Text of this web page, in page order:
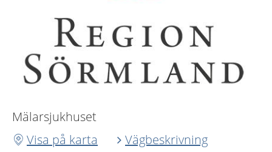
Mälarsjukhuset
Visa på karta
Vägbeskrivning